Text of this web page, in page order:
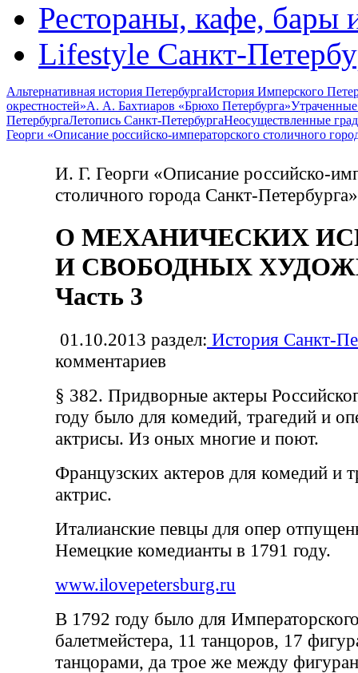
Рестораны, кафе, бары
Lifestyle Санкт-
Альтернативная история ПетербургаИстория Имперского
окрестностей»А. А. Бахтиаров «Брюхо Петербурга»
ПетербургаЛетопись Санкт-ПетербургаНеосуществленные
Георги «Описание российско-императорского столичного
И. Г. Георги «Описание российско-
столичного города Санкт-Петербурга»
О МЕХАНИЧЕСКИХ
И СВОБОДНЫХ
Часть 3
01.10.2013 раздел: История Санкт-
комментариев
§ 382. Придворные актеры
году было для комедий, трагедий и
актрисы. Из оных многие и поют.
Французских актеров для комедий и
актрис.
Италианские певцы для опер
Немецкие комедианты в 1791 году.
www.ilovepetersburg.ru
В 1792 году было для
балетмейстера, 11 танцоров, 17
танцорами, да трое же между